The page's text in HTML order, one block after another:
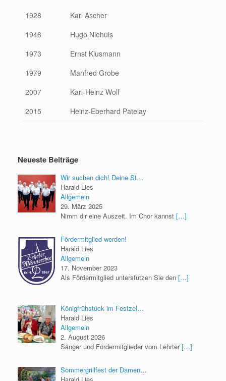
1928
Karl Ascher
1946
Hugo Niehuis
1973
Ernst Klusmann
1979
Manfred Grobe
2007
Karl-Heinz Wolf
2015
Heinz-Eberhard Patelay
Neueste Beiträge
Wir suchen dich! Deine St…
Harald Lies
Allgemein
29. März 2025
Nimm dir eine Auszeit. Im Chor kannst […]
Fördermitglied werden!
Harald Lies
Allgemein
17. November 2023
Als Fördermitglied unterstützen Sie den […]
Königfrühstück im Festzel…
Harald Lies
Allgemein
2. August 2026
Sänger und Fördermitglieder vom Lehrter[…]
Sommergrillfest der Damen…